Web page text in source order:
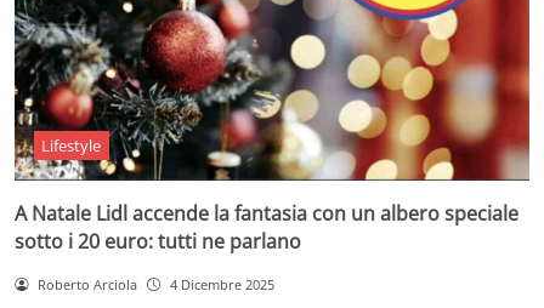
Lifestyle
A Natale Lidl accende la fantasia con un albero speciale
sotto i 20 euro: tutti ne parlano
Roberto Arciola 4 Dicembre 2025